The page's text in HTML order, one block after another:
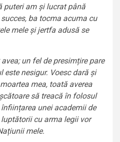
puteri am și lucrat până
ba tocma acuma cu
mele și jertfa adusă se
un fel de presimțire pare
este nesigur. Voesc dară și
mea, toată averea
să treacă în folosul
unei academii de
cu arma legii vor
mele.